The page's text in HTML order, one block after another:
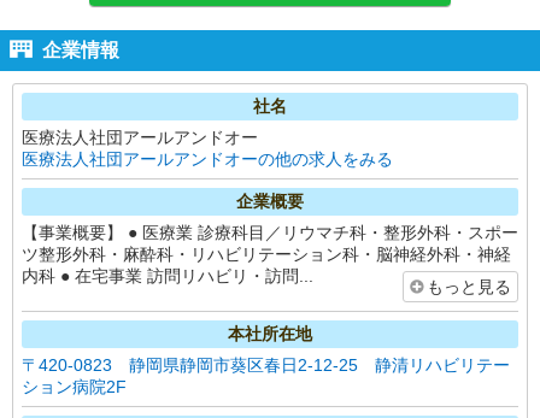
企業情報
社名
医療法人社団アールアンドオー
医療法人社団アールアンドオーの他の求人をみる
企業概要
【事業概要】 ● 医療業 診療科目／リウマチ科・整形外科・スポー
ツ整形外科・麻酔科・リハビリテーション科・脳神経外科・神経
内科 ● 在宅事業 訪問リハビリ・訪問...
もっと見る
本社所在地
〒420-0823 静岡県静岡市葵区春日2-12-25 静清リハビリテー
ション病院2F